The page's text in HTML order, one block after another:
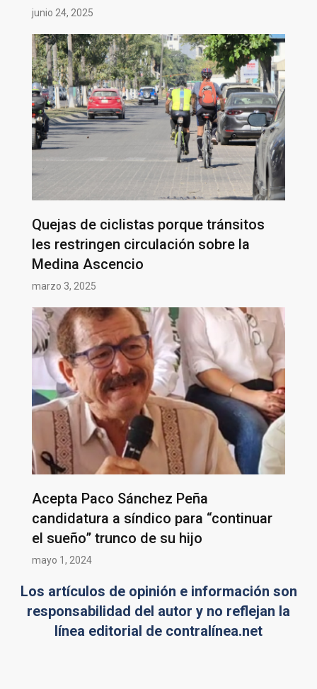
junio 24, 2025
Quejas de ciclistas porque tránsitos
les restringen circulación sobre la
Medina Ascencio
marzo 3, 2025
Acepta Paco Sánchez Peña
candidatura a síndico para “continuar
el sueño” trunco de su hijo
mayo 1, 2024
Los artículos de opinión e información son
responsabilidad del autor y no reflejan la
línea editorial de contralínea.net